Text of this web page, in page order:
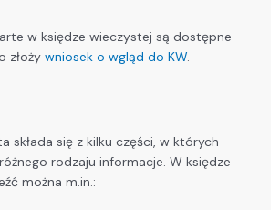
w księdze wieczystej są dostępne
złoży wniosek o wgląd do KW.
składa się z kilku części, w których
rodzaju informacje. W księdze
można m.in.: